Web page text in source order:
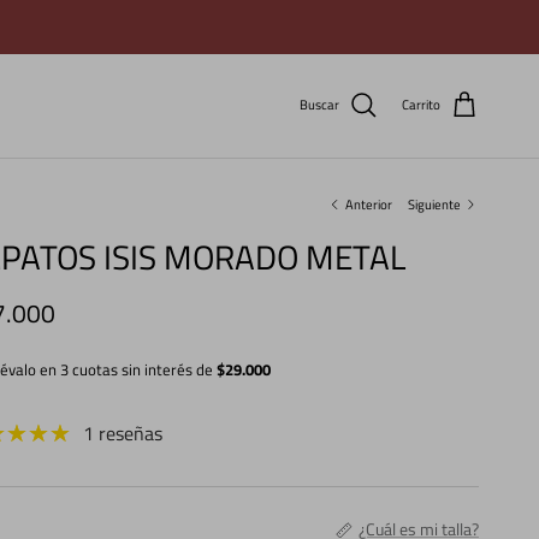
Buscar Carrito
Anterior Siguiente
ISIS MORADO METAL
normal
en 3 cuotas sin interés de$29.000
1 reseñas
¿Cuál es mi talla?